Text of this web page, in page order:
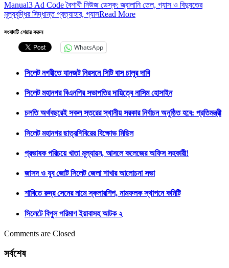
Manual3 Ad Code বৈশাখী নিউজ ডেস্ক: জ্বালানি তেল, গ্যাস ও বিদ্যুতের
মূল্যবৃদ্ধির সিদ্ধান্ত প্রত্যাহার, গ্যাসRead More
সংবাদটি শেয়ার করুন
WhatsApp
সিলেট নগরীতে যানজট নিরসনে সিটি বাস চালুর দাবি
সিলেট মহানগর বিএনপির সভাপতির দায়িত্বে নাসিম হোসাইন
চলতি অর্থবছরেই সকল স্তরের স্থানীয় সরকার নির্বাচন অনুষ্ঠিত হবে: প্রতিমন্ত্রী
সিলেট মহানগর ছাত্রশিবিরের বিক্ষোভ মিছিল
প্রভাষক পরিচয়ে খাতা মূল্যায়ন, আসলে কলেজের অফিস সহকারী!
জাসদ ও যুব জোট সিলেট জেলা শাখার আলোচনা সভা
শাবিতে রুদ্র সেনের নামে স্কলারশিপ, নামফলক স্থাপনে কমিটি
সিলেটে বিপুল পরিমাণ ইয়াবাসহ আটক ২
Comments are Closed
সর্বশেষ